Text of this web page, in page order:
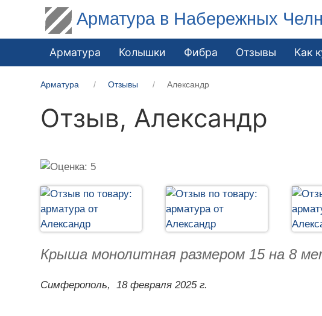
Арматура в Набережных
Арматура Колышки Фибра Отзывы Как
Арматура Отзывы Александр
Отзыв, Александр
Крыша монолитная размером 15 на 8
Симферополь, 18 февраля 2025 г.